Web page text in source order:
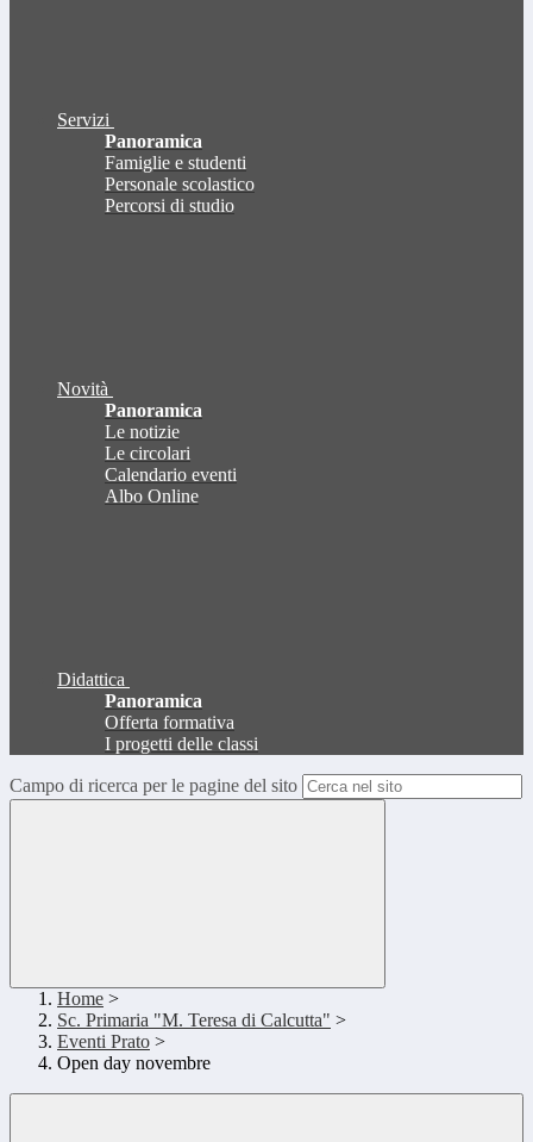
Servizi
Panoramica
Famiglie e studenti
Personale scolastico
Percorsi di studio
Novità
Panoramica
Le notizie
Le circolari
Calendario eventi
Albo Online
Didattica
Panoramica
Offerta formativa
I progetti delle classi
Campo di ricerca per le pagine del sito
Home >
Sc. Primaria "M. Teresa di Calcutta" >
Eventi Prato >
Open day novembre